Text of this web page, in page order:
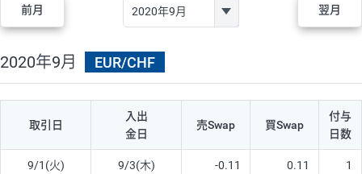
前月 翌月
2020年9月 EUR/CHF
取引日
入出
金日
売Swap 買Swap
付与
日数
9/1(火) 9/3(木) -0.11 0.11 1